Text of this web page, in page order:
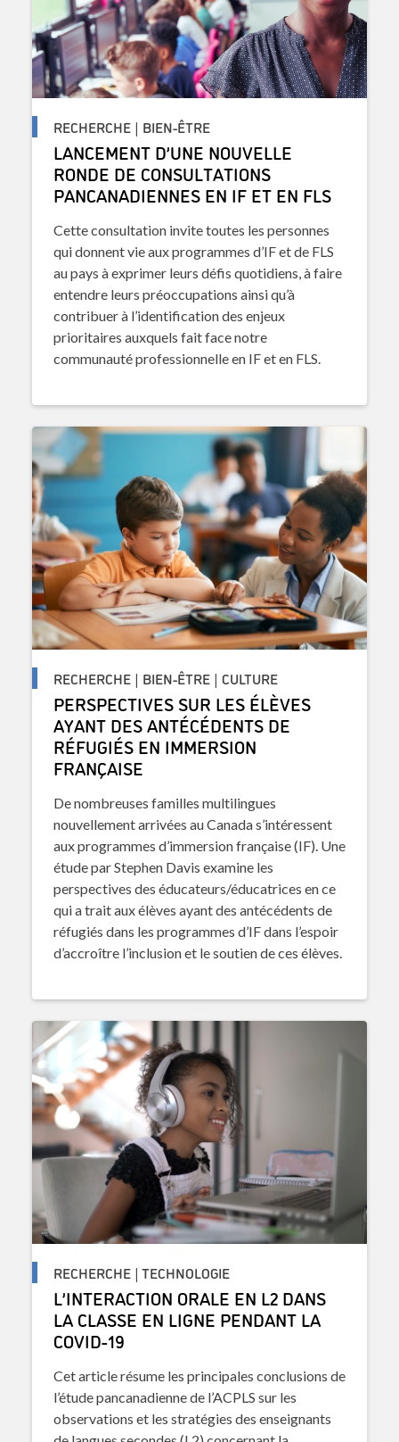
RECHERCHE | BIEN-ÊTRE
LANCEMENT D’UNE NOUVELLE
RONDE DE CONSULTATIONS
PANCANADIENNES EN IF ET EN FLS
Cette consultation invite toutes les personnes
qui donnent vie aux programmes d’IF et de FLS
au pays à exprimer leurs défis quotidiens, à faire
entendre leurs préoccupations ainsi qu’à
contribuer à l’identification des enjeux
prioritaires auxquels fait face notre
communauté professionnelle en IF et en FLS.
RECHERCHE | BIEN-ÊTRE | CULTURE
PERSPECTIVES SUR LES ÉLÈVES
AYANT DES ANTÉCÉDENTS DE
RÉFUGIÉS EN IMMERSION
FRANÇAISE
De nombreuses familles multilingues
nouvellement arrivées au Canada s’intéressent
aux programmes d’immersion française (IF). Une
étude par Stephen Davis examine les
perspectives des éducateurs/éducatrices en ce
qui a trait aux élèves ayant des antécédents de
réfugiés dans les programmes d’IF dans l’espoir
d’accroître l’inclusion et le soutien de ces élèves.
RECHERCHE | TECHNOLOGIE
L’INTERACTION ORALE EN L2 DANS
LA CLASSE EN LIGNE PENDANT LA
COVID-19
Cet article résume les principales conclusions de
l’étude pancanadienne de l’ACPLS sur les
observations et les stratégies des enseignants